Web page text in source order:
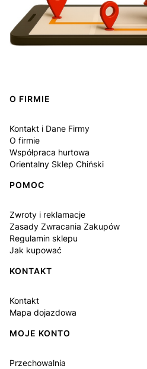
Linki w stopce
O FIRMIE
Kontakt i Dane Firmy
O firmie
Współpraca hurtowa
Orientalny Sklep Chiński
POMOC
Zwroty i reklamacje
Zasady Zwracania Zakupów
Regulamin sklepu
Jak kupować
KONTAKT
Kontakt
Mapa dojazdowa
MOJE KONTO
Przechowalnia